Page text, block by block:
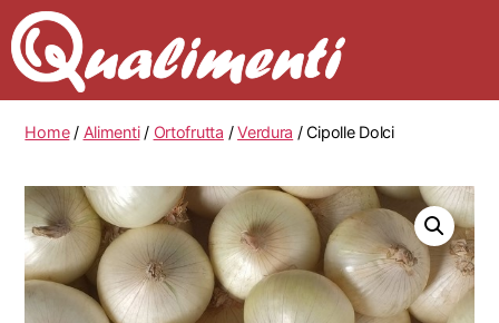
Home/ Alimenti/ Ortofrutta /Verdura / Cipolle Dolci